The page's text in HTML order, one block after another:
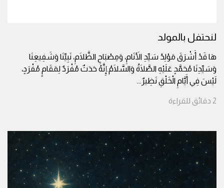
لنحتفل بالمولد
هَا قَدْ أَشْرَقَ مَوْلِدُ سَيِّدِ الأَنَامِ، وَمِصْبَاحِ الظَّلَامِ، نَبِيِّنَا وَشَفِيعِنَا
وَسَيِّدِنَا مُحَمَّدٍ عَلَيْهِ الصَّلَاةُ وَالسَّلَامُ.إِنَّهُ حَدَثٌ مُفْرَدٌ لِمَقَامٍ مُفْرَدٍ،
لَيْسَ فِي أَيَّامِ الْخَلْقِ نَظِيرٌ...
2 دقائق للقراءة